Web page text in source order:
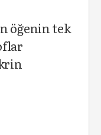
öğenin tek